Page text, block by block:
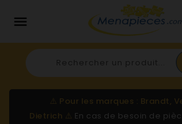

⚠️ Pour les marques : Brandt,
Dietrich ⚠️ En cas de besoin de